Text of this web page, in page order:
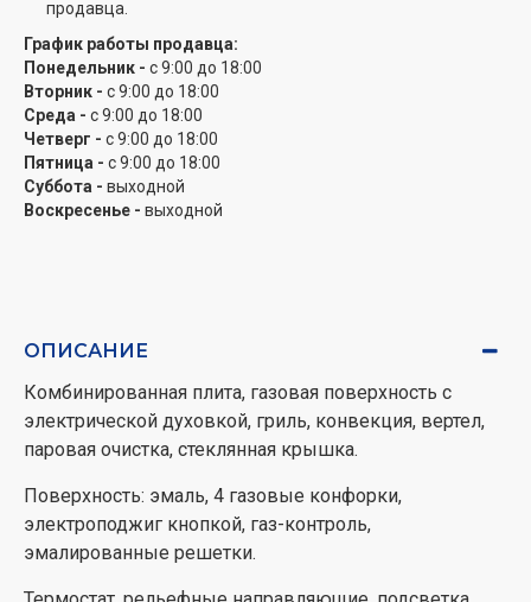
продавца.
График работы продавца:
Понедельник - с 9:00 до 18:00
Вторник - с 9:00 до 18:00
Среда - с 9:00 до 18:00
Четверг - с 9:00 до 18:00
Пятница - с 9:00 до 18:00
Суббота - выходной
Воскресенье - выходной
ОПИСАНИЕ
Комбинированная плита, газовая поверхность с
электрической духовкой, гриль, конвекция, вертел,
паровая очистка, стеклянная крышка.
Поверхность: эмаль, 4 газовые конфорки,
электроподжиг кнопкой, газ-контроль,
эмалированные решетки.